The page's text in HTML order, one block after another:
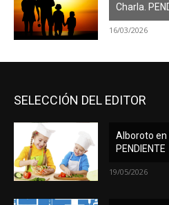
Charla.
16/03/2026
SELECCIÓN DEL EDITOR
Alboroto en
PENDIENTE
19/05/2026